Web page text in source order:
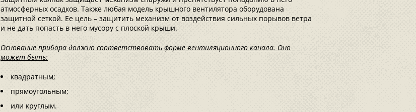
атмосферных осадков. Также любая модель крышного вентилятора оборудована
защитной сеткой. Ее цель – защитить механизм от воздействия сильных порывов ветра
и не дать попасть в него мусору с плоской крыши.
Основание прибора должно соответствовать форме вентиляционного канала. Оно
может быть:
квадратным;
прямоугольным;
или круглым.